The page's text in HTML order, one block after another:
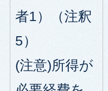
者1）（注釈
5）
(注意)所得が